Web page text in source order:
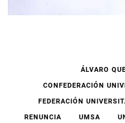
ÁLVARO
CONFEDERACIÓN
FEDERACIÓN
RENUNCIA
UMSA